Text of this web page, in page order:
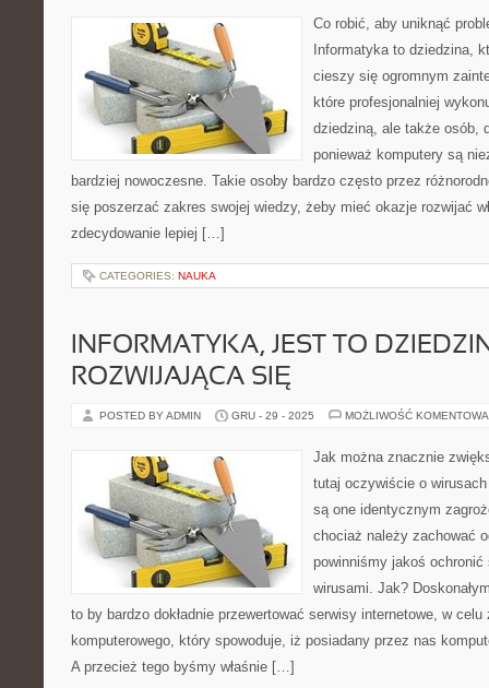
Co robić, aby uniknąć
Informatyka to dziedzina,
cieszy się ogromnym
które profesjonalniej
dziedziną, ale także osób,
ponieważ komputery są
bardziej nowoczesne. Takie osoby bardzo często przez
się poszerzać zakres swojej wiedzy, żeby mieć okazje rozwijać
zdecydowanie lepiej […]
CATEGORIES: NAUKA
INFORMATYKA, JEST TO
ROZWIJAJĄCA SIĘ
POSTED BY ADMIN GRU - 29 - 2025 MOŻLIWOŚĆ
Jak można znacznie
tutaj oczywiście o
są one identycznym
chociaż należy zachować
powinniśmy jakoś
wirusami. Jak?
to by bardzo dokładnie przewertować serwisy internetowe, w
komputerowego, który spowoduje, iż posiadany przez nas
A przecież tego byśmy właśnie […]